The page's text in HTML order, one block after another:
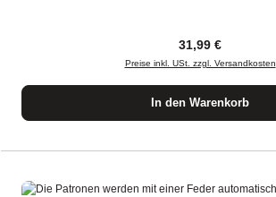
Regulärer Preis:
31,99 €
Preise inkl. USt. zzgl. Versandkosten
In den Warenkorb